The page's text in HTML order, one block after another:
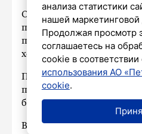
Он сообщил о наличии
проезде к жилому
проспекте со стороны
ходе проверки
Прокурор района
председателю ТСЖ
было рассмотрено и
В результате
анализа статистики
нашей маркетинговой
Продолжая просмотр
соглашаетесь на
cookie в соответствии
использования АО
cookie.